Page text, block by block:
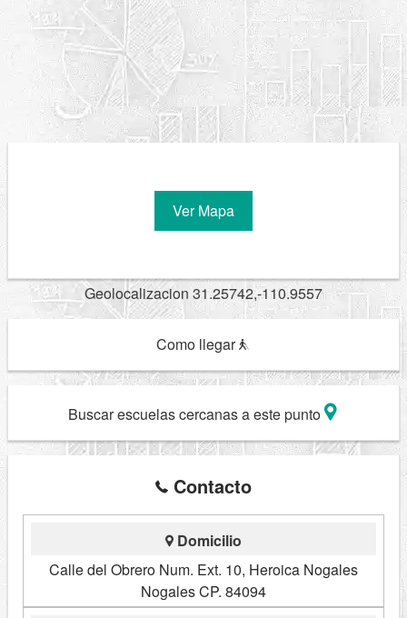
Ver Mapa
Geolocalizacion 31.25742,-110.9557
Como llegar
Buscar escuelas cercanas a este punto
Contacto
Domicilio
Calle del Obrero Num. Ext. 10, Heroica Nogales
Nogales CP. 84094